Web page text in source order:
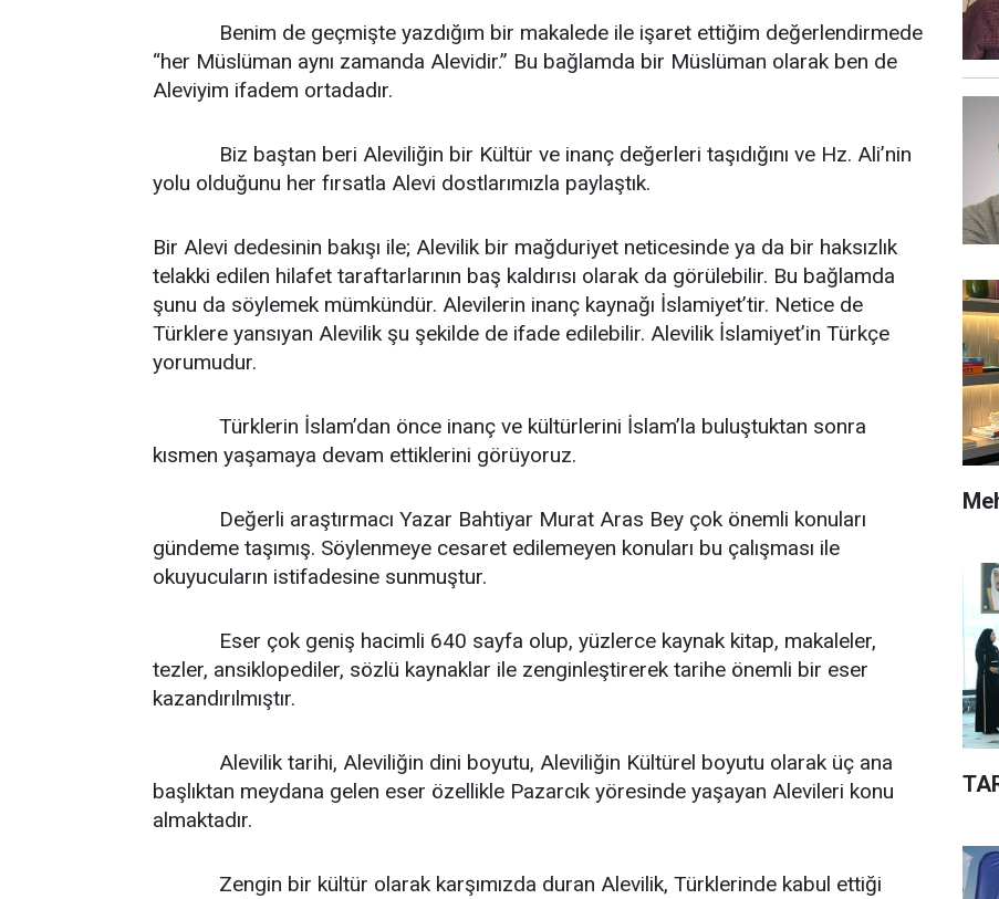
Benim de geçmişte yazdığım bir makalede ile işaret ettiğim değerlendirmede
“her Müslüman aynı zamanda Alevidir.” Bu bağlamda bir Müslüman olarak ben de
Aleviyim ifadem ortadadır.
Biz baştan beri Aleviliğin bir Kültür ve inanç değerleri taşıdığını ve Hz. Ali’nin
yolu olduğunu her fırsatla Alevi dostlarımızla paylaştık.
Bir Alevi dedesinin bakışı ile; Alevilik bir mağduriyet neticesinde ya da bir haksızlık
telakki edilen hilafet taraftarlarının baş kaldırısı olarak da görülebilir. Bu bağlamda
şunu da söylemek mümkündür. Alevilerin inanç kaynağı İslamiyet’tir. Netice de
Türklere yansıyan Alevilik şu şekilde de ifade edilebilir. Alevilik İslamiyet’in Türkçe
yorumudur.
Türklerin İslam’dan önce inanç ve kültürlerini İslam’la buluştuktan sonra
kısmen yaşamaya devam ettiklerini görüyoruz.
Değerli araştırmacı Yazar Bahtiyar Murat Aras Bey çok önemli konuları
gündeme taşımış. Söylenmeye cesaret edilemeyen konuları bu çalışması ile
okuyucuların istifadesine sunmuştur.
Eser çok geniş hacimli 640 sayfa olup, yüzlerce kaynak kitap, makaleler,
tezler, ansiklopediler, sözlü kaynaklar ile zenginleştirerek tarihe önemli bir eser
kazandırılmıştır.
Alevilik tarihi, Aleviliğin dini boyutu, Aleviliğin Kültürel boyutu olarak üç ana
başlıktan meydana gelen eser özellikle Pazarcık yöresinde yaşayan Alevileri konu
almaktadır.
Zengin bir kültür olarak karşımızda duran Alevilik, Türklerinde kabul ettiği